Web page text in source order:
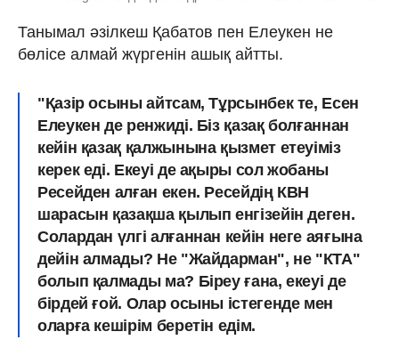
Танымал әзілкеш Қабатов пен Елеукен не
бөлісе алмай жүргенін ашық айтты.
"Қазір осыны айтсам, Тұрсынбек те, Есен
Елеукен де ренжиді. Біз қазақ болғаннан
кейін қазақ қалжынына қызмет етеуіміз
керек еді. Екеуі де ақыры сол жобаны
Ресейден алған екен. Ресейдің КВН
шарасын қазақша қылып енгізейін деген.
Солардан үлгі алғаннан кейін неге аяғына
дейін алмады? Не "Жайдарман", не "КТА"
болып қалмады ма? Біреу ғана, екеуі де
бірдей ғой. Олар осыны істегенде мен
оларға кешірім беретін едім.